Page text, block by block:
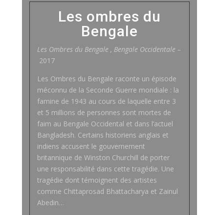
Les ombres du
Bengale
Les Ombres du Bengale , Bengale Occidentale –
2017
Les Ombres du Bengale raconte un épisode
méconnu de la Seconde Guerre mondiale : la
famine de 1943 au cours de laquelle entre 3
et 5 millions de personnes sont mortes de
faim au Bengale Occidental et dans l’actuel
Bangladesh. Certains historiens anglais et
indiens accusent le gouvernement
britannique de Winston Churchill de porter
une responsabilité dans cette tragédie. Une
tragédie dont témoignent des artistes
comme Chittaprosad Bhattacharya et Zainul
Abedin…